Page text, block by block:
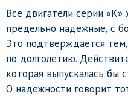
Все двигатели серии «К»
предельно надежные, с
Это подтверждается
по долголетию.
которая выпускалась бы
О надежности говорит